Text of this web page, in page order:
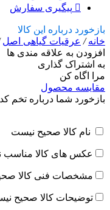
پیگیری سفارش
بازخورد درباره این کالا
خانه/ عرقیات گیاهی اصل
افزودن به علاقه مندی ها
به اشتراک گذاری
مرا اگاه کن
مقایسه محصول
بازخورد شما درباره تخم کدو 1 اتیشه و 2
نام کالا صحیح نیست
عکس های کالا مناسب
مشخصات فنی کالا
توضیحات کالا صحیح